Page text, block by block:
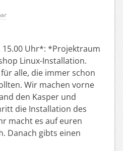
15.00 Uhr*: *Projektraum
Linux-Installation.
alle, die immer schon
Wir machen vorne
den Kasper und
die Installation des
macht es auf euren
Danach gibts einen